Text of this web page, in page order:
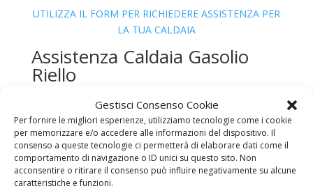
Gestisci Consenso Cookie
Per fornire le migliori esperienze, utilizziamo tecnologie come i cookie
per memorizzare e/o accedere alle informazioni del dispositivo. Il
consenso a queste tecnologie ci permetterà di elaborare dati come il
comportamento di navigazione o ID unici su questo sito. Non
acconsentire o ritirare il consenso può influire negativamente su alcune
caratteristiche e funzioni.
UTILIZZA IL FORM PER RICHIEDERE ASSISTENZA PER
LA TUA CALDAIA
Assistenza Caldaia Gasolio
Riello